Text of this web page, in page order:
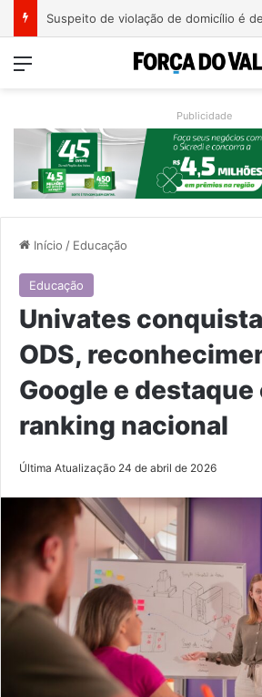
Menu
Publicidade
Início / Educação
Educação
Univates
ODS,
Google e destaque
ranking nacional
Última Atualização 24 de abril de 2026